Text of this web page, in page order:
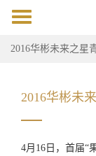
Toggle
navigation
2016华彬未来之星
2016华彬未
4月16日，首届“